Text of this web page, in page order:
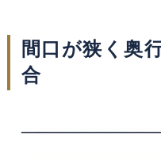
間口が狭く奥
合